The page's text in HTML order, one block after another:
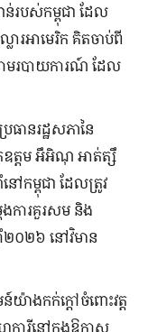
របស់កម្ពុជា ដែល
រអាមេរិក គិតចាប់ពី
មរបាយការណ៍ ដែល
ធានរដ្ឋសភានៃ
ឧត្តម អឹអិណុ អាត់ត្សឹ
ៅកម្ពុជា ដែលត្រូវ
ងការគួរសម និង
ាំ២០២៦ នៅវិមាន
ន៍យ៉ាងកក់ក្តៅចំពោះវត្ត
ារីនៅក្នុងឱកាស